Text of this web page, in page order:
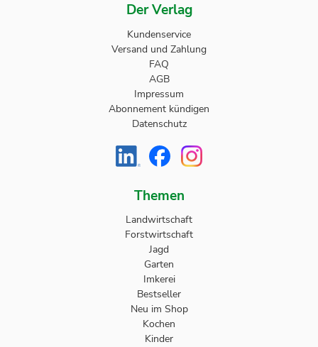
Der Verlag
Kundenservice
Versand und Zahlung
FAQ
AGB
Impressum
Abonnement kündigen
Datenschutz
Themen
Landwirtschaft
Forstwirtschaft
Jagd
Garten
Imkerei
Bestseller
Neu im Shop
Kochen
Kinder